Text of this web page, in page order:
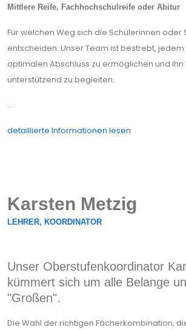
Mittlere Reife, Fachhochschulreife oder Abitur
Für welchen Weg sich die Schülerinnen oder
entscheiden: Unser Team ist bestrebt, jedem
optimalen Abschluss zu ermöglichen und
unterstützend zu begleiten.
...
detaillierte Informationen lesen
Karsten Metzig
LEHRER, KOORDINATOR
Unser Oberstufenkoordinator
kümmert sich um alle Belange
"Großen".
Die Wahl der richtigen Fächerkombination,